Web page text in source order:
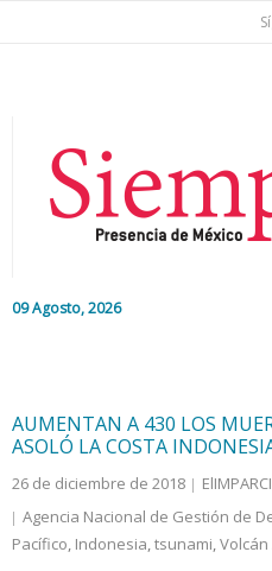
09 Agosto, 2026
Colaboradores
AUMENTAN A 430 LOS
ASOLÓ LA COSTA
26 de diciembre de 2018
Agencia Nacional de Gestión de
Pacífico, Indonesia,tsunami,